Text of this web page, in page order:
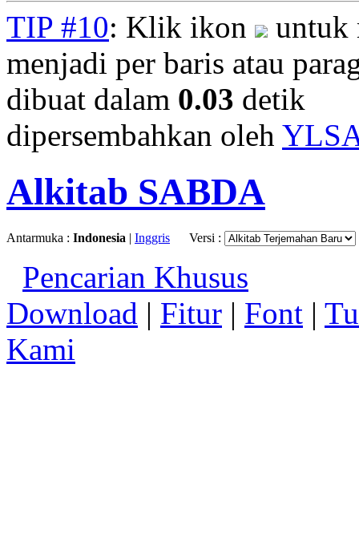
TIP #10: Klik ikon
untuk
menjadi per baris atau
dibuat dalam 0.03 detik
dipersembahkan oleh
Alkitab SABDA
Antarmuka : Indonesia | Inggris Versi :
Pencarian Khusus
Download | Fitur | Font |
Kami